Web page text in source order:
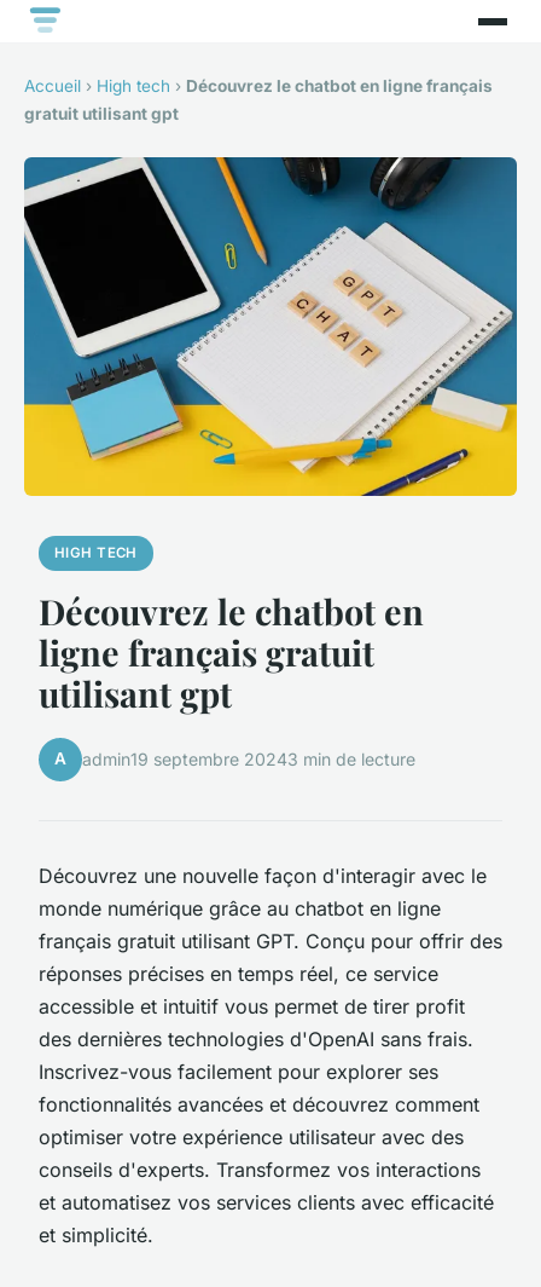
Accueil › High tech › Découvrez le chatbot en ligne français
gratuit utilisant gpt
HIGH TECH
Découvrez le chatbot en
ligne français gratuit
utilisant gpt
A admin19 septembre 20243 min de lecture
Découvrez une nouvelle façon d'interagir avec le
monde numérique grâce au chatbot en ligne
français gratuit utilisant GPT. Conçu pour offrir des
réponses précises en temps réel, ce service
accessible et intuitif vous permet de tirer profit
des dernières technologies d'OpenAI sans frais.
Inscrivez-vous facilement pour explorer ses
fonctionnalités avancées et découvrez comment
optimiser votre expérience utilisateur avec des
conseils d'experts. Transformez vos interactions
et automatisez vos services clients avec efficacité
et simplicité.